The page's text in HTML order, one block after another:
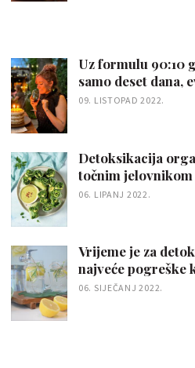
Uz formulu 90:10
samo deset dana,
09. LISTOPAD 2022.
Detoksikacija
točnim
06. LIPANJ 2022.
Vrijeme je za
najveće pogreške
06. SIJEČANJ 2022.